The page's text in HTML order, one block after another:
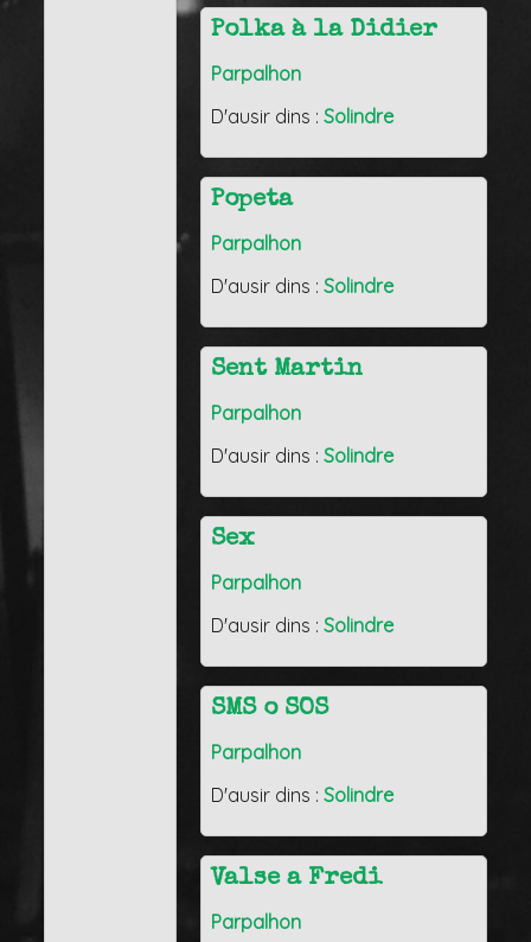
Polka à la Didier
Parpalhon
D'ausir dins :Solindre
Popeta
Parpalhon
D'ausir dins :Solindre
Sent Martin
Parpalhon
D'ausir dins :Solindre
Sex
Parpalhon
D'ausir dins :Solindre
SMS o SOS
Parpalhon
D'ausir dins :Solindre
Valse a Fredi
Parpalhon